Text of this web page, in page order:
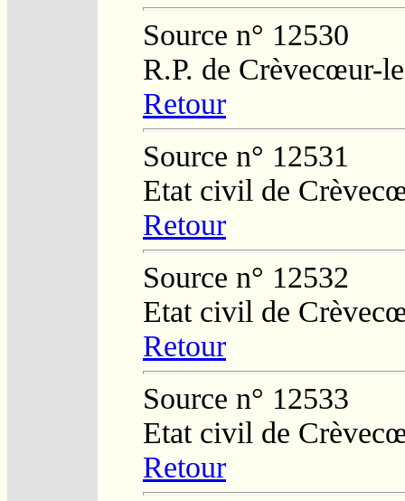
Source n° 12530
R.P. de Crèvecœur-
Retour
Source n° 12531
Etat civil de
Retour
Source n° 12532
Etat civil de
Retour
Source n° 12533
Etat civil de
Retour